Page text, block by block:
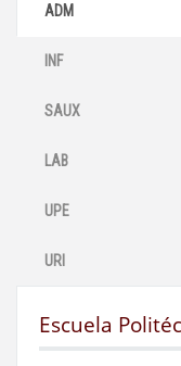
ADM
INF
SAUX
LAB
UPE
URI
Escuela